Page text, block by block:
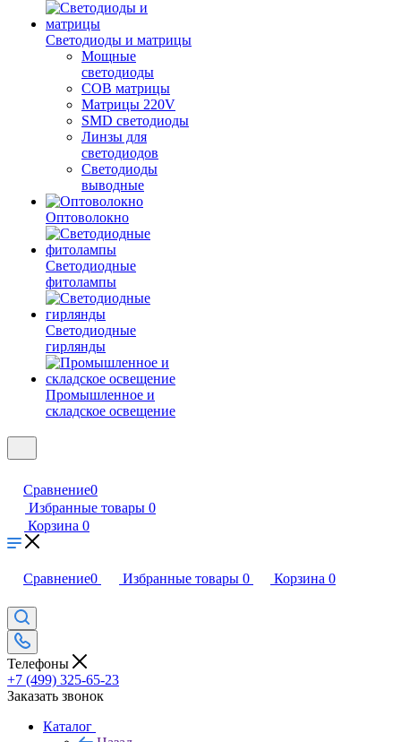
Светодиоды и матрицы
Мощные
светодиоды
COB матрицы
Матрицы 220V
SMD светодиоды
Линзы для
светодиодов
Светодиоды
выводные
Оптоволокно
Светодиодные
фитолампы
Светодиодные
гирлянды
Промышленное и
складское освещение
Сравнение0
Избранные товары 0
Корзина 0
Сравнение0 Избранные товары 0 Корзина 0
Телефоны
+7 (499) 325-65-23
Заказать звонок
Каталог